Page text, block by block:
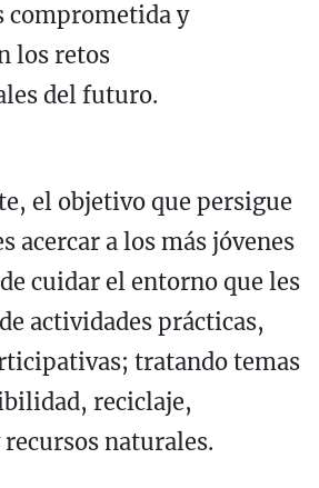
comprometida y
los retos
del futuro.
el objetivo que persigue
acercar a los más jóvenes
cuidar el entorno que les
actividades prácticas,
tratando temas
reciclaje,
naturales.